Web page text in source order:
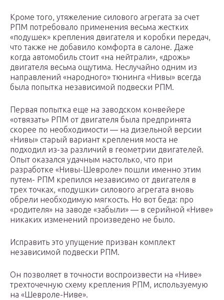
Кроме того, утяжеление силового агрегата за счет
РПМ потребовало применения весьма жестких
«подушек» крепления двигателя и коробки передач,
что также не добавило комфорта в салоне. Даже
когда автомобиль стоит «на нейтрали», «дрожь»
двигателя весьма ощутима. Неслучайно одним из
направлений «народного» тюнинга «Нивы» всегда
была попытка независимой подвески РПМ.
Первая попытка еще на заводском конвейере
«отвязать» РПМ от двигателя была предпринята
скорее по необходимости — на дизельной версии
«Нивы» старый вариант крепления моста не
подходил из-за различий в геометрии двигателей.
Опыт оказался удачным настолько, что при
разработке «Нивы-Шевроле» пошли именно этим
путем- РПМ крепился независимо от двигателя в
трех точках, «подушки» силового агрегата вновь
обрели необходимую мягкость. Но вот беда: про
«родителя» на заводе «забыли» — в серийной «Ниве»
никаких изменений произведено не было.
Исправить это упущение призван комплект
независимой подвески РПМ.
Он позволяет в точности воспроизвести на «Ниве»
трехточечную схему крепления РПМ, используемую
на «Шевроле-Ниве».